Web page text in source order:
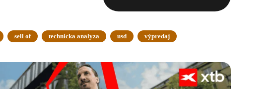
sell of technicka analyza usd výpredaj